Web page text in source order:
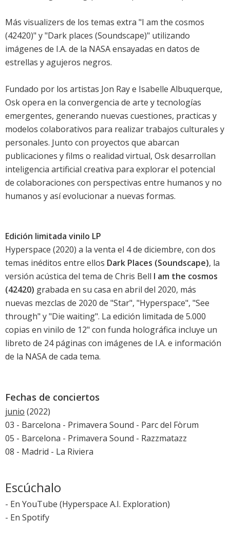
Más visualizers de los temas extra "I am the cosmos
(42420)" y "Dark places (Soundscape)" utilizando
imágenes de I.A. de la NASA ensayadas en datos de
estrellas y agujeros negros.
Fundado por los artistas Jon Ray e Isabelle Albuquerque,
Osk opera en la convergencia de arte y tecnologías
emergentes, generando nuevas cuestiones, practicas y
modelos colaborativos para realizar trabajos culturales y
personales. Junto con proyectos que abarcan
publicaciones y films o realidad virtual, Osk desarrollan
inteligencia artificial creativa para explorar el potencial
de colaboraciones con perspectivas entre humanos y no
humanos y así evolucionar a nuevas formas.
Edición limitada vinilo LP
Hyperspace (2020) a la venta el 4 de diciembre, con dos
temas inéditos entre ellos Dark Places (Soundscape), la
versión acústica del tema de Chris Bell I am the cosmos
(42420) grabada en su casa en abril del 2020, más
nuevas mezclas de 2020 de "Star", "Hyperspace", "See
through" y "Die waiting". La edición limitada de 5.000
copias en vinilo de 12" con funda holográfica incluye un
libreto de 24 páginas con imágenes de I.A. e información
de la NASA de cada tema.
Fechas de conciertos
junio (2022)
03 - Barcelona - Primavera Sound - Parc del Fòrum
05 - Barcelona - Primavera Sound - Razzmatazz
08 - Madrid - La Riviera
Escúchalo
- En YouTube (Hyperspace A.I. Exploration)
- En Spotify